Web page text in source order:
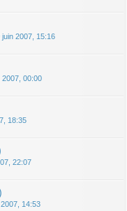
juin 2007, 15:16
2007, 00:00
18:35
22:07
14:53